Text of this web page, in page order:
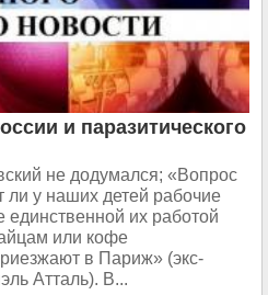
и паразитического
не додумался; «Вопрос
ли у наших детей рабочие
их работой
или кофе
в Париж» (экс-
Атталь). В...